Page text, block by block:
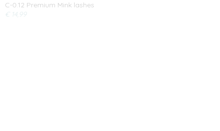
C-0.12 Premium Mink lashes
€ 14,99